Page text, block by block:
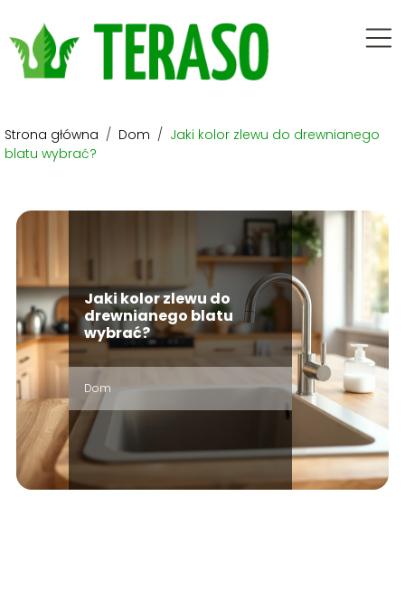
Strona główna / Dom / Jaki kolor zlewu do drewnianego
blatu wybrać?
Jaki kolor zlewu do
drewnianego blatu
wybrać?
Dom